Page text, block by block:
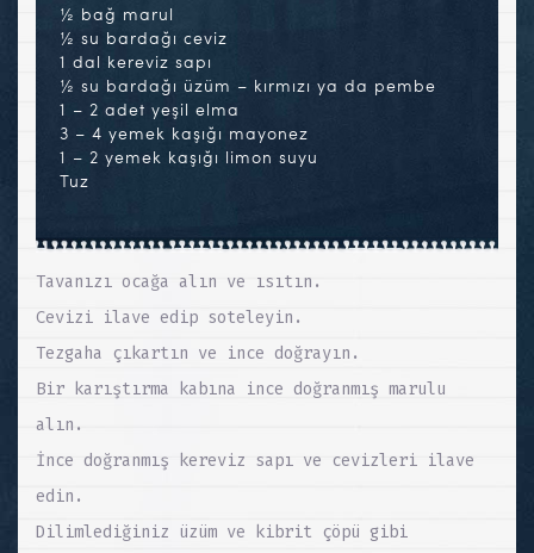
½ bağ marul
½ su bardağı ceviz
1 dal kereviz sapı
½ su bardağı üzüm – kırmızı ya da pembe
1 – 2 adet yeşil elma
3 – 4 yemek kaşığı mayonez
1 – 2 yemek kaşığı limon suyu
Tuz
Tavanızı ocağa alın ve ısıtın.
Cevizi ilave edip soteleyin.
Tezgaha çıkartın ve ince doğrayın.
Bir karıştırma kabına ince doğranmış marulu
alın.
İnce doğranmış kereviz sapı ve cevizleri ilave
edin.
Dilimlediğiniz üzüm ve kibrit çöpü gibi